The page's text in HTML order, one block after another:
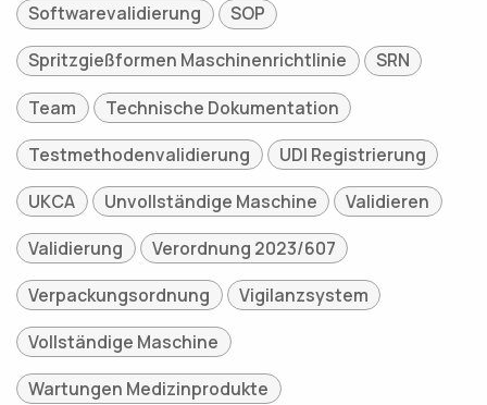
Softwarevalidierung
SOP
Spritzgießformen Maschinenrichtlinie
SRN
Team
Technische Dokumentation
Testmethodenvalidierung
UDI Registrierung
UKCA
Unvollständige Maschine
Validieren
Validierung
Verordnung 2023/607
Verpackungsordnung
Vigilanzsystem
Vollständige Maschine
Wartungen Medizinprodukte